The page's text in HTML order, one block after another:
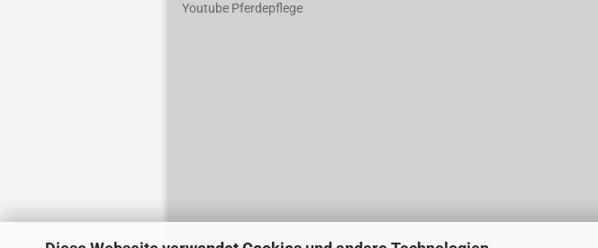
Youtube Pferdepflege